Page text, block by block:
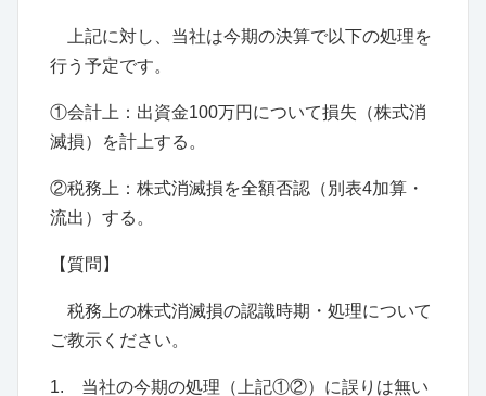
上記に対し、当社は今期の決算で以下の処理を
行う予定です。
①会計上：出資金100万円について損失（株式消
滅損）を計上する。
②税務上：株式消滅損を全額否認（別表4加算・
流出）する。
【質問】
税務上の株式消滅損の認識時期・処理について
ご教示ください。
1. 当社の今期の処理（上記①②）に誤りは無い